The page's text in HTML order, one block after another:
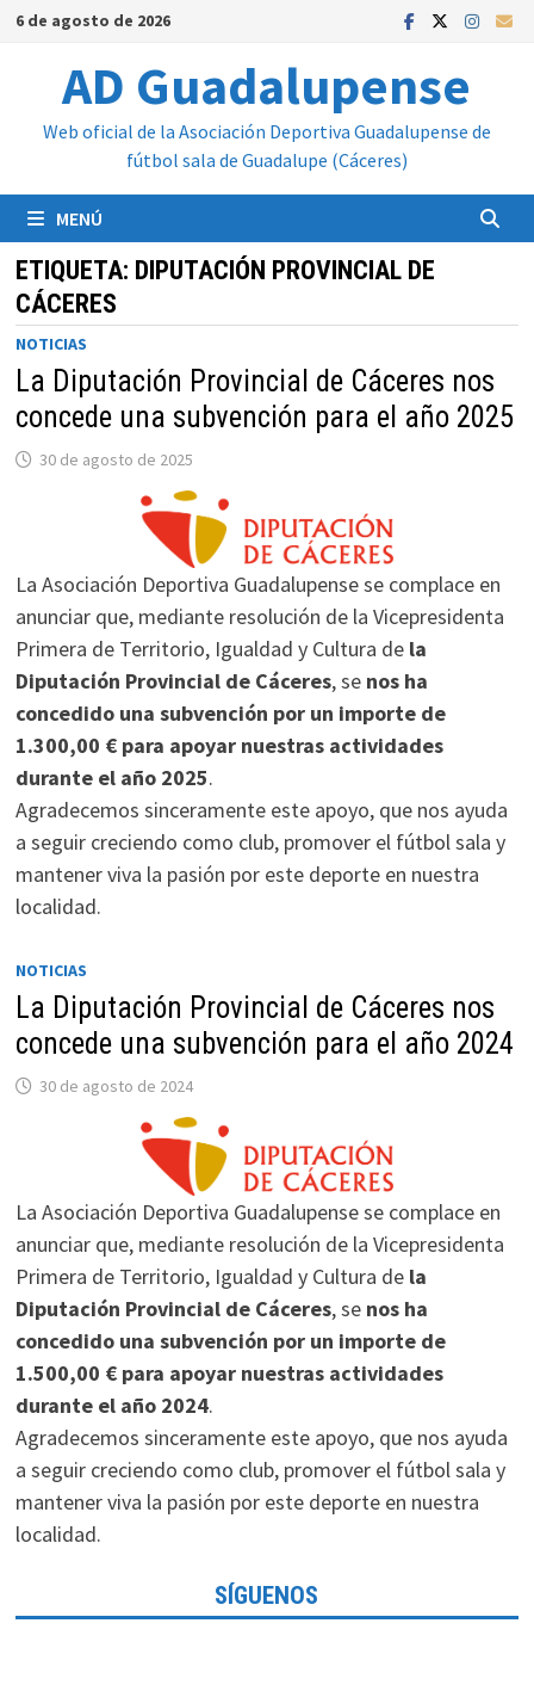
Saltar
contenido
6 de agosto de 2026
AD Guadalupense
Web oficial de la Asociación Deportiva Guadalupense de
fútbol sala de Guadalupe (Cáceres)
MENÚ
ETIQUETA: DIPUTACIÓN PROVINCIAL DE
CÁCERES
NOTICIAS
La Diputación Provincial de Cáceres nos
concede una subvención para el año 2025
30 de agosto de 2025
La Asociación Deportiva Guadalupense se complace en
anunciar que, mediante resolución de la Vicepresidenta
Primera de Territorio, Igualdad y Cultura de la
Diputación Provincial de Cáceres, se nos ha
concedido una subvención por un importe de
1.300,00 € para apoyar nuestras actividades
durante el año 2025.
Agradecemos sinceramente este apoyo, que nos ayuda
a seguir creciendo como club, promover el fútbol sala y
mantener viva la pasión por este deporte en nuestra
localidad.
NOTICIAS
La Diputación Provincial de Cáceres nos
concede una subvención para el año 2024
30 de agosto de 2024
La Asociación Deportiva Guadalupense se complace en
anunciar que, mediante resolución de la Vicepresidenta
Primera de Territorio, Igualdad y Cultura de la
Diputación Provincial de Cáceres, se nos ha
concedido una subvención por un importe de
1.500,00 € para apoyar nuestras actividades
durante el año 2024.
Agradecemos sinceramente este apoyo, que nos ayuda
a seguir creciendo como club, promover el fútbol sala y
mantener viva la pasión por este deporte en nuestra
localidad.
SÍGUENOS